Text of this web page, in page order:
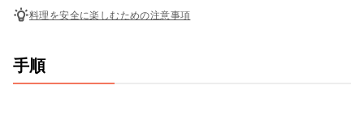
料理を安全に楽しむための注意事項
手順